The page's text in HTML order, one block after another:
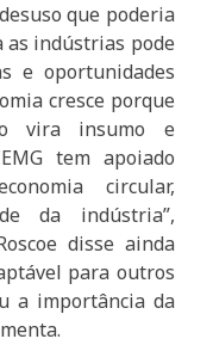
que poderia
indústrias pode
e oportunidades
cresce porque
vira insumo e
tem apoiado
circular,
da indústria”,
disse ainda
para outros
a importância da